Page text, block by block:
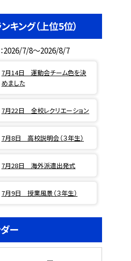
キング（上位5位）
2026/7/8～2026/8/7
7月14日 運動会チーム色を決
めました
7月22日 全校レクリエーション
7月8日 高校説明会（３年生）
7月28日 海外派遣出発式
7月9日 授業風景（３年生）
ー